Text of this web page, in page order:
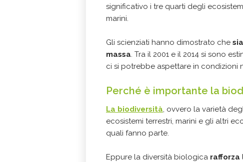
significativo i tre quarti degli
marini.
Gli scienziati hanno dimostrato che
massa. Tra il 2001 e il 2014 si sono
ci si potrebbe aspettare in condizioni
Perché è importante la
La biodiversità, ovvero la varietà
ecosistemi terrestri, marini e gli altri
quali fanno parte.
Eppure la diversità biologica rafforza